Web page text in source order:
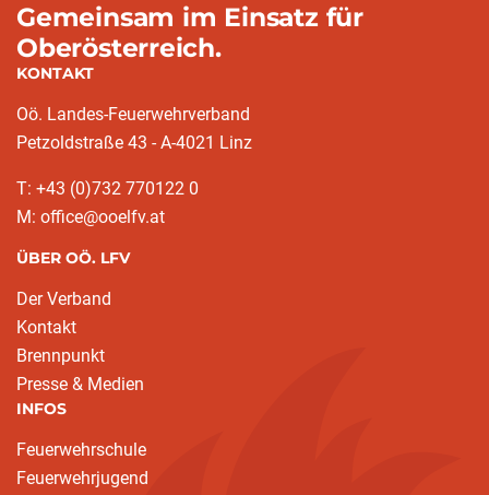
Gemeinsam im Einsatz für
Oberösterreich.
KONTAKT
Oö. Landes-Feuerwehrverband
Petzoldstraße 43 - A-4021 Linz
T: +43 (0)732 770122 0
M: office@ooelfv.at
ÜBER OÖ. LFV
Der Verband
Kontakt
Brennpunkt
Presse & Medien
INFOS
Feuerwehrschule
Feuerwehrjugend